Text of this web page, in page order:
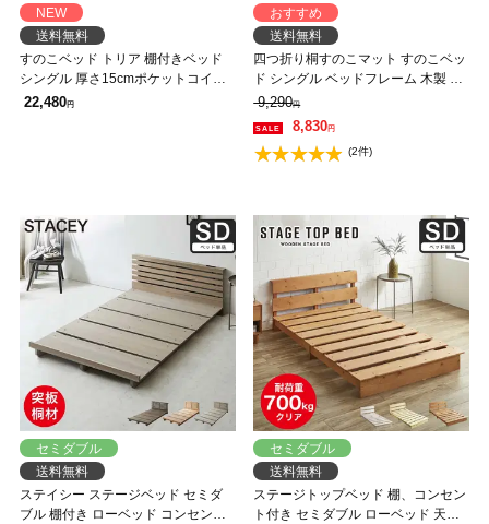
NEW
送料無料
すのこベッド トリア 棚付きベッド
シングル 厚さ15cmポケットコイル
マットレス付き 木製
22,480円
おすすめ
送料無料
四つ折り桐すのこマット すのこベッ
ド シングル ベッドフレーム 木製 低
ホルムアルデヒド 軽量 軽い コンパ
クト すのこマット 桐
9,290円
8,830円
(2件)
セミダブル
送料無料
ステイシー ステージベッド セミダ
ブル 棚付き ローベッド コンセント2
セミダブル
送料無料
ステージトップベッド 棚、コンセン
ト付き セミダブル ローベッド 天然